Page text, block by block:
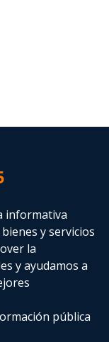
informativa
y servicios
la
y ayudamos a
pública